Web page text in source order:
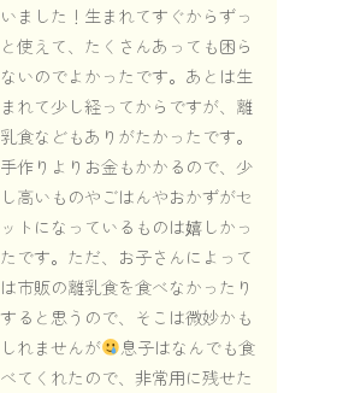
いました！生まれてすぐからずっ
と使えて、たくさんあっても困ら
ないのでよかったです。あとは生
まれて少し経ってからですが、離
乳食などもありがたかったです。
手作りよりお金もかかるので、少
し高いものやごはんやおかずがセ
ットになっているものは嬉しかっ
たです。ただ、お子さんによって
は市販の離乳食を食べなかったり
すると思うので、そこは微妙かも
しれませんが
息子はなんでも食
べてくれたので、非常用に残せた